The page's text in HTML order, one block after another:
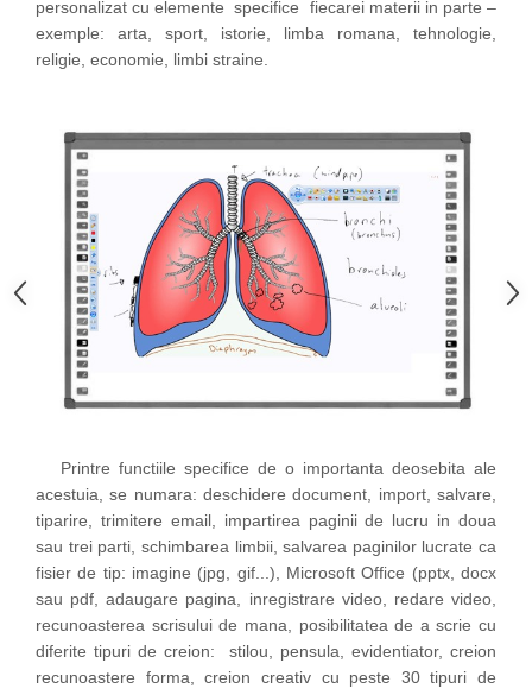
personalizat cu elemente specifice fiecarei materii in parte –
exemple: arta, sport, istorie, limba romana, tehnologie,
religie, economie, limbi straine.
Printre functiile specifice de o importanta deosebita ale
acestuia, se numara: deschidere document, import, salvare,
tiparire, trimitere email, impartirea paginii de lucru in doua
sau trei parti, schimbarea limbii, salvarea paginilor lucrate ca
fisier de tip: imagine (jpg, gif...), Microsoft Office (pptx, docx
sau pdf, adaugare pagina, inregistrare video, redare video,
recunoasterea scrisului de mana, posibilitatea de a scrie cu
diferite tipuri de creion: stilou, pensula, evidentiator, creion
recunoastere forma, creion creativ cu peste 30 tipuri de